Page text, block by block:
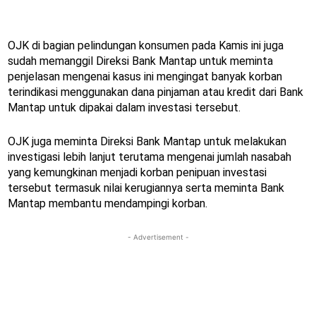
OJK di bagian pelindungan konsumen pada Kamis ini juga
sudah memanggil Direksi Bank Mantap untuk meminta
penjelasan mengenai kasus ini mengingat banyak korban
terindikasi menggunakan dana pinjaman atau kredit dari Bank
Mantap untuk dipakai dalam investasi tersebut.
OJK juga meminta Direksi Bank Mantap untuk melakukan
investigasi lebih lanjut terutama mengenai jumlah nasabah
yang kemungkinan menjadi korban penipuan investasi
tersebut termasuk nilai kerugiannya serta meminta Bank
Mantap membantu mendampingi korban.
- Advertisement -